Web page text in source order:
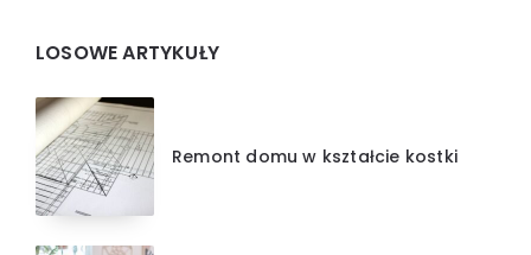
Widgets
LOSOWE ARTYKUŁY
Remont domu w kształcie kostki